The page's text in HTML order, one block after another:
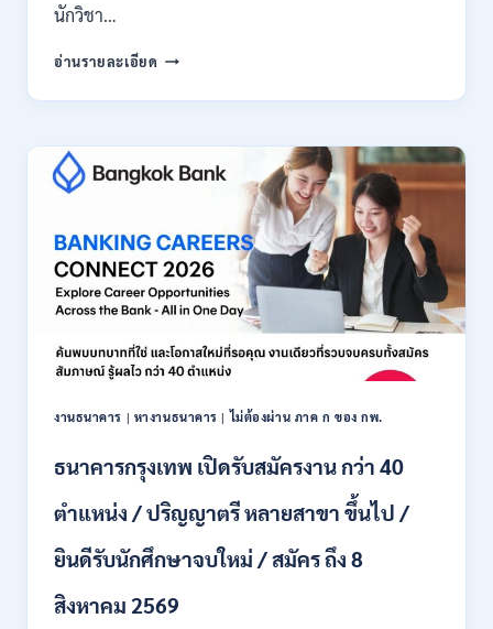
นักวิชา…
อ่านรายละเอียด มหาวิทยาลัย
โจ้
เปิด
รับ
สมัคร
ปริญญา
ตรี
ทุก
สาขา
/
ไม่
ต้อง
กพ.
เงิน
18,150
สมัคร
งานธนาคาร | หางานธนาคาร |ไม่ต้องผ่าน ภาค ก ของ กพ.
ธนาคารกรุงเทพ เปิดรับสมัครงาน กว่า 40
ตำแหน่ง / ปริญญาตรี หลายสาขา ขึ้นไป /
ยินดีรับนักศึกษาจบใหม่ / สมัคร ถึง 8
สิงหาคม 2569